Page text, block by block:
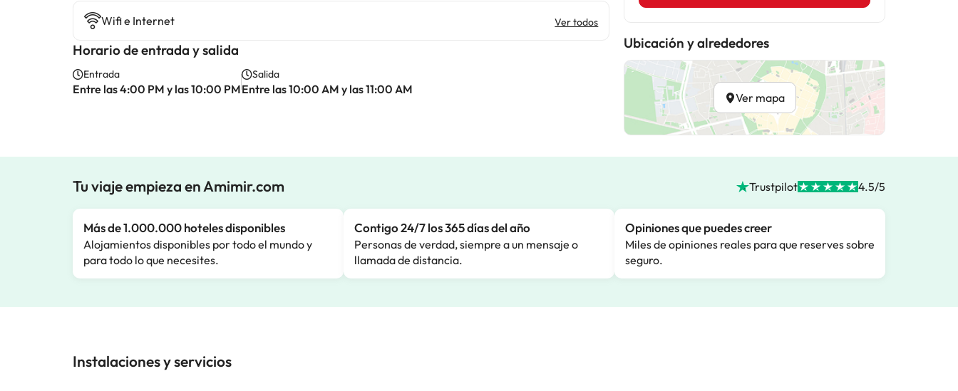
Wifi e Internet Ver todos
Horario de entrada y salida
Entrada
Entre las 4:00 PM y las 10:00 PM
Salida
Entre las 10:00 AM y las 11:00 AM
Ubicación y alrededores
Ver mapa
Tu viaje empieza en Amimir.com Trustpilot 4.5/5
Más de 1.000.000 hoteles disponibles
Alojamientos disponibles por todo el mundo y
para todo lo que necesites.
Contigo 24/7 los 365 días del año
Personas de verdad, siempre a un mensaje o
llamada de distancia.
Opiniones que puedes creer
Miles de opiniones reales para que reserves sobre
seguro.
Instalaciones y servicios